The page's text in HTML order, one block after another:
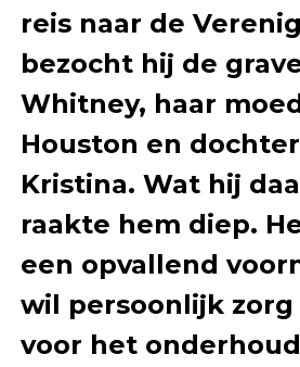
reis naar de
bezocht hij de
Whitney, haar
Houston en
Kristina. Wat hij
raakte hem diep.
een opvallend
wil persoonlijk zorg
voor het